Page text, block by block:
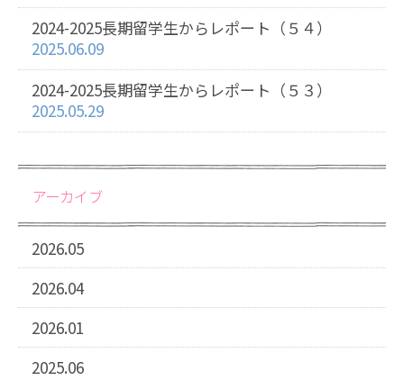
2024-2025長期留学生からレポート（５４）
2025.06.09
2024-2025長期留学生からレポート（５３）
2025.05.29
アーカイブ
2026.05
2026.04
2026.01
2025.06